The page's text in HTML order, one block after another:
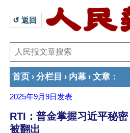
↺ 返回
首页 › 分栏目 › 内幕 › 文章 ：
2025年9月9日 发表
RTI：普金掌握习近平秘
被翻出